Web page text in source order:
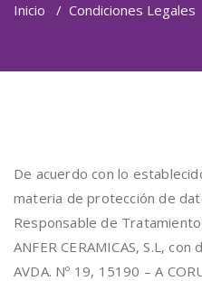
Inicio / Condiciones Legales
De acuerdo con lo
materia de protección de
Responsable de
ANFER CERAMICAS, S.L,
AVDA. Nº 19, 15190 – A